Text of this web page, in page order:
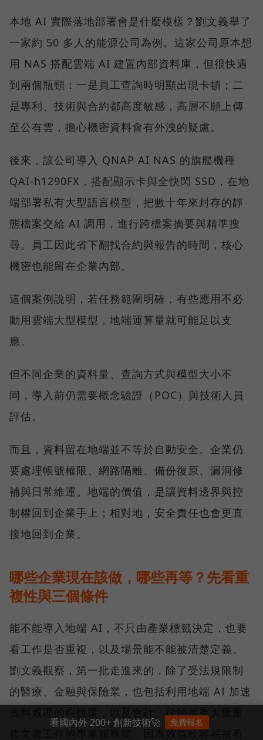
本地 AI 實際落地部署會是什麼模樣？劉文義舉了
一家約 50 多人的能源公司為例。這家公司原本想
用 NAS 搭配雲端 AI 建置內部資料庫，但很快遇
到兩個瓶頸：一是員工查詢時明顯出現卡頓；二
是專利、技術與合約都高度敏感，高層不願上傳
至公有雲，擔心機密資料會有外洩的疑慮。
後來，該公司導入 QNAP AI NAS 的旗艦機種
QAI-h1290FX，搭配顯示卡與全快閃 SSD，在地
端部署私有大型語言模型，把數十年來封存的靜
態檔案交給 AI 調用，進行跨檔案摘要與精準搜
尋。員工因此省下翻找合約與報告的時間，核心
機密也能留在企業內部。
這個案例說明，若任務範圍明確，有些應用不必
動用雲端大型模型，地端運算量就可能足以支
應。
但不同企業的資料量、查詢方式與模型大小不
同，導入前仍需要概念驗證（POC）與技術人員
評估。
而且，資料留在地端並不等於自動安全。企業仍
要處理帳號權限、網路隔離、備份復原、漏洞修
補與日常維運。地端的價值，是讓資料邊界與控
制權回到企業手上；相對地，安全責任也會更直
接地回到企業。
哪些企業現在該做，哪些再等？先看重
複性與三個條件
能不能導入地端 AI，不只由產業標籤決定，也要
看工作是否重複，以及場景能不能被清楚定義。
劉文義觀察，第一批走進來的，除了受法規限制
的醫療、金融與保險業，也包括利用地端 AI 加速
資料處理的科技業，以及會計、律師等有大量重
複文書工作的專業服務業，因為效益較容易被看
看國內外 200+ 創新技術🚀 免費報名